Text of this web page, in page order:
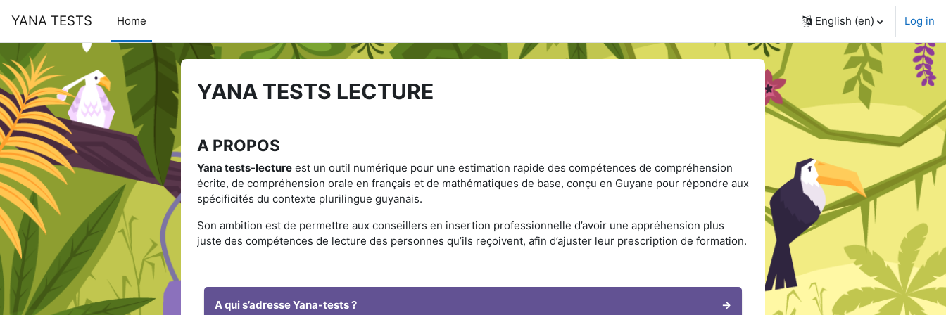
YANA TESTS Home English ‎(en)‎ Log in
YANA TESTS LECTURE
A PROPOS
Yana tests-lecture est un outil numérique pour une estimation rapide des compétences de compréhension
écrite, de compréhension orale en français et de mathématiques de base, conçu en Guyane pour répondre aux
spécificités du contexte plurilingue guyanais.
Son ambition est de permettre aux conseillers en insertion professionnelle d’avoir une appréhension plus
juste des compétences de lecture des personnes qu’ils reçoivent, afin d’ajuster leur prescription de formation.
A qui s’adresse Yana-tests ?